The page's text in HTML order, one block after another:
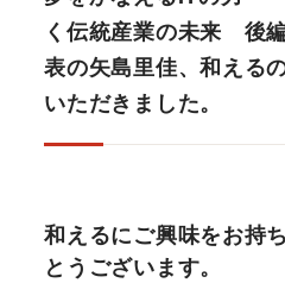
く伝統産業の未来 後
表の矢島里佳、和える
いただきました。
和えるにご興味をお持
とうございます。